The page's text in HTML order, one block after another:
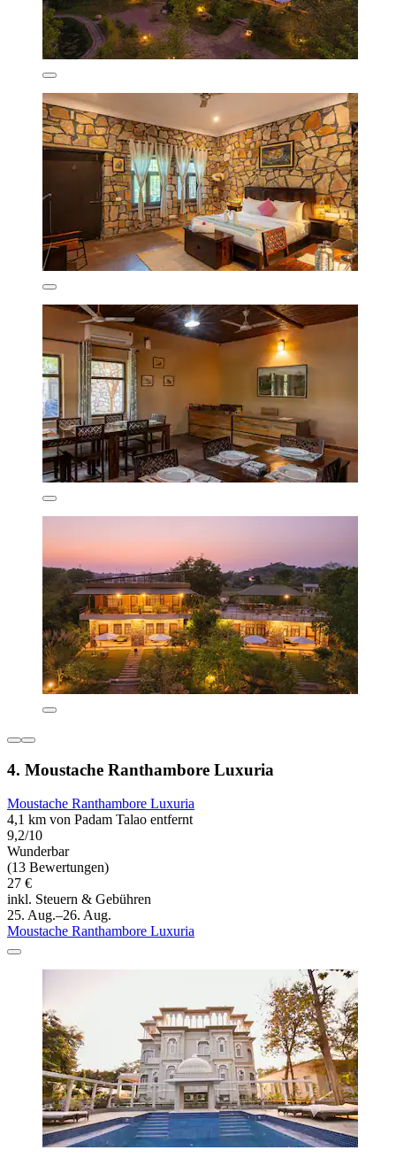
4. Moustache Ranthambore Luxuria
Moustache Ranthambore Luxuria
4,1 km von Padam Talao entfernt
9,2/10
Wunderbar
(13 Bewertungen)
27 €
inkl. Steuern & Gebühren
25. Aug.–26. Aug.
Moustache Ranthambore Luxuria